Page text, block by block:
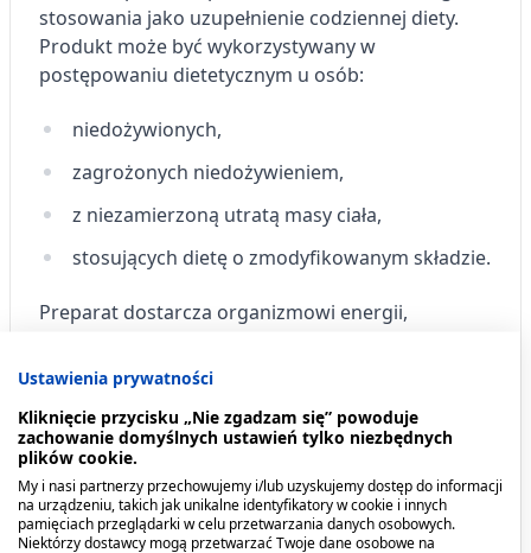
stosowania jako uzupełnienie codziennej diety.
Produkt może być wykorzystywany w
postępowaniu dietetycznym u osób:
niedożywionych,
zagrożonych niedożywieniem,
z niezamierzoną utratą masy ciała,
stosujących dietę o zmodyfikowanym składzie.
Preparat dostarcza organizmowi energii,
witamin i składników mineralnych, wspierając
Produkt jest bezglutenowy, odpowiedni dla osób z
nietolerancją laktozy, jednak nie jest wskazany dla
osób z galaktozemią. Posiada certyfikat
koszerności i halal.
Ustawienia prywatności
Kliknięcie przycisku „Nie zgadzam się” powoduje
zachowanie domyślnych ustawień tylko niezbędnych
plików cookie.
My i nasi partnerzy przechowujemy i/lub uzyskujemy dostęp do informacji
na urządzeniu, takich jak unikalne identyfikatory w cookie i innych
pamięciach przeglądarki w celu przetwarzania danych osobowych.
Niektórzy dostawcy mogą przetwarzać Twoje dane osobowe na